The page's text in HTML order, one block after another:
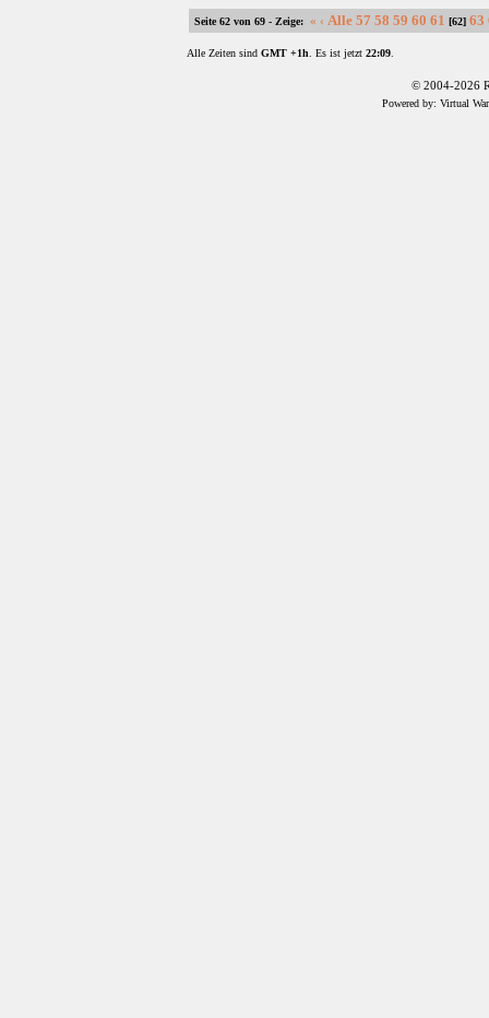
Seite 62 von 69 - Zeige:« ‹ Alle 57 58 59 60 61 [62] 63
Alle Zeiten sindGMT +1h . Es ist jetzt22:09
© 2004-2026
Powered by: Virtual